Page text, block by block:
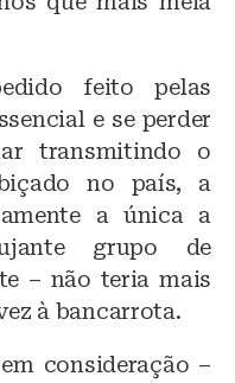
feito pelas
e se perder
transmitindo o
no país, a
a única a
grupo de
– não teria mais
à bancarrota.
consideração –